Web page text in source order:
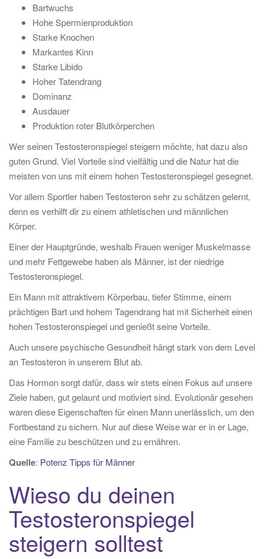
Bartwuchs
Hohe Spermienproduktion
Starke Knochen
Markantes Kinn
Starke Libido
Hoher Tatendrang
Dominanz
Ausdauer
Produktion roter Blutkörperchen
Wer seinen Testosteronspiegel steigern möchte, hat dazu also
guten Grund. Viel Vorteile sind vielfältig und die Natur hat die
meisten von uns mit einem hohen Testosteronspiegel gesegnet.
Vor allem Sportler haben Testosteron sehr zu schätzen gelernt,
denn es verhilft dir zu einem athletischen und männlichen
Körper.
Einer der Hauptgründe, weshalb Frauen weniger Muskelmasse
und mehr Fettgewebe haben als Männer, ist der niedrige
Testosteronspiegel.
Ein Mann mit attraktivem Körperbau, tiefer Stimme, einem
prächtigen Bart und hohem Tagendrang hat mit Sicherheit einen
hohen Testosteronspiegel und genießt seine Vorteile.
Auch unsere psychische Gesundheit hängt stark von dem Level
an Testosteron in unserem Blut ab.
Das Hormon sorgt dafür, dass wir stets einen Fokus auf unsere
Ziele haben, gut gelaunt und motiviert sind. Evolutionär gesehen
waren diese Eigenschaften für einen Mann unerlässlich, um den
Fortbestand zu sichern. Nur auf diese Weise war er in er Lage,
eine Familie zu beschützen und zu ernähren.
Quelle: Potenz Tipps für Männer
Wieso du deinen
Testosteronspiegel
steigern solltest